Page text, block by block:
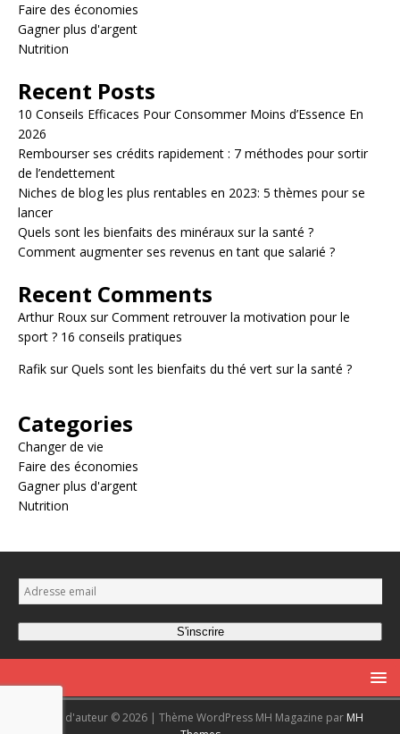
Faire des économies
Gagner plus d'argent
Nutrition
Recent Posts
10 Conseils Efficaces Pour Consommer Moins d’Essence En
2026
Rembourser ses crédits rapidement : 7 méthodes pour sortir
de l’endettement
Niches de blog les plus rentables en 2023: 5 thèmes pour se
lancer
Quels sont les bienfaits des minéraux sur la santé ?
Comment augmenter ses revenus en tant que salarié ?
Recent Comments
Arthur Roux surComment retrouver la motivation pour le
sport ? 16 conseils pratiques
Rafik surQuels sont les bienfaits du thé vert sur la santé ?
Categories
Changer de vie
Faire des économies
Gagner plus d'argent
Nutrition
m
a
i
l
S'inscrire
Droit d'auteur © 2026 | Thème WordPress MH Magazine par MH